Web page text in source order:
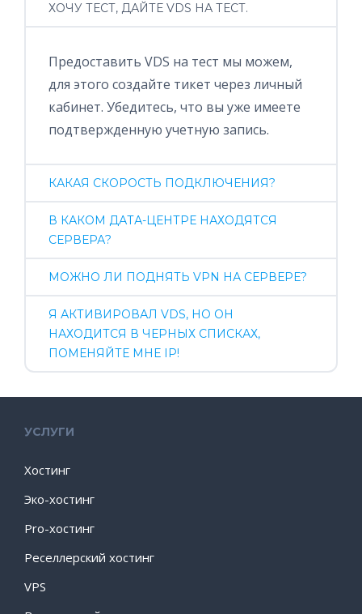
ХОЧУ ТЕСТ, ДАЙТЕ VDS НА ТЕСТ.
Предоставить VDS на тест мы можем,
для этого создайте тикет через личный
кабинет. Убедитесь, что вы уже имеете
подтвержденную учетную запись.
КАКАЯ СКОРОСТЬ ПОДКЛЮЧЕНИЯ?
В КАКОМ ДАТА-ЦЕНТРЕ НАХОДЯТСЯ
СЕРВЕРА?
МОЖНО ЛИ ПОДНЯТЬ VPN НА СЕРВЕРЕ?
Я АКТИВИРОВАЛ VDS, НО ОН
НАХОДИТСЯ В ЧЕРНЫХ СПИСКАХ,
ПОМЕНЯЙТЕ МНЕ IP!
УСЛУГИ
Хостинг
Эко-хостинг
Pro-хостинг
Реселлерский хостинг
VPS